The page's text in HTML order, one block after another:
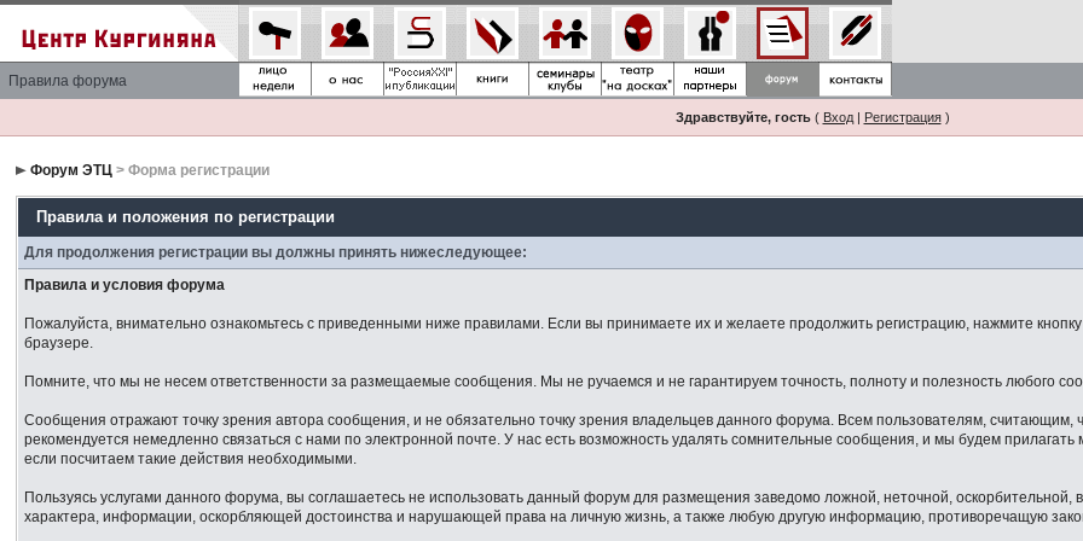
Правила форума
Здравствуйте, гость( Вход| Регистрация)
Форум ЭТЦ > Форма регистрации
Правила и положения по регистрации
Для продолжения регистрации вы должны принять нижеследующее:
Правила и условия форума
Пожалуйста, внимательно ознакомьтесь с приведенными ниже правилами. Если вы принимаете их и желаете продолжить регистрацию, нажмите
браузере.
Помните, что мы не несем ответственности за размещаемые сообщения. Мы не ручаемся и не гарантируем точность, полноту и полезность любого
Сообщения отражают точку зрения автора сообщения, и не обязательно точку зрения владельцев данного форума. Всем пользователям,
рекомендуется немедленно связаться с нами по электронной почте. У нас есть возможность удалять сомнительные сообщения, и мы будем
если посчитаем такие действия необходимыми.
Пользуясь услугами данного форума, вы соглашаетесь не использовать данный форум для размещения заведомо ложной, неточной,
характера, информации, оскорбляющей достоинства и нарушающей права на личную жизнь, а также любую другую информацию, противоречащую